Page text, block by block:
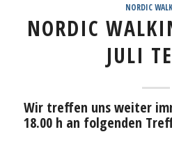
NORDIC
NORDIC
JULI
Wir treffen uns weiter
18.00 h an folgenden